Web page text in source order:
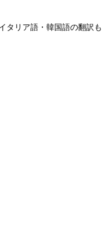
タリア語・韓国語の翻訳も